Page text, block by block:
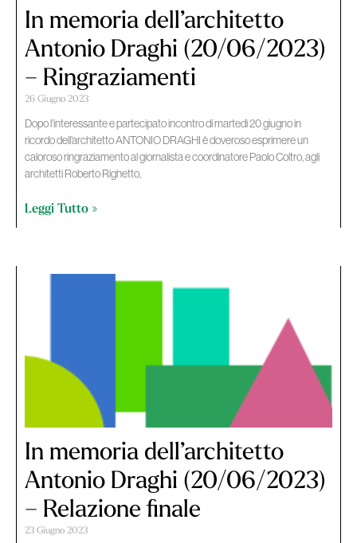
In memoria dell’architetto
Antonio Draghi (20/06/2023)
– Ringraziamenti
26 Giugno 2023
Dopo l’interessante e partecipato incontro di martedì 20 giugno in
ricordo dell’architetto ANTONIO DRAGHI è doveroso esprimere un
caloroso ringraziamento al giornalista e coordinatore Paolo Coltro, agli
architetti Roberto Righetto,
Leggi Tutto »
In memoria dell’architetto
Antonio Draghi (20/06/2023)
– Relazione finale
23 Giugno 2023